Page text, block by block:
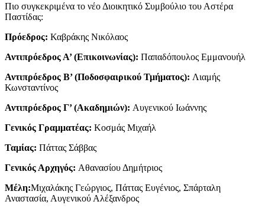
Πιο συγκεκριμένα το νέο Διοικητικό Συμβούλιο του Αστέρα
Παστίδας:
Πρόεδρος: Καβράκης Νικόλαος
Αντιπρόεδρος Α’ (Επικοινωνίας): Παπαδόπουλος Εμμανουήλ
Αντιπρόεδρος Β’ (Ποδοσφαιρικού Τμήματος): Λιαμής
Κωνσταντίνος
Αντιπρόεδρος Γ’ (Ακαδημιών): Αυγενικού Ιωάννης
Γενικός Γραμματέας: Κοσμάς Μιχαήλ
Ταμίας: Πάττας Σάββας
Γενικός Αρχηγός: Αθανασίου Δημήτριος
Μέλη:Μιχαλάκης Γεώργιος, Πάττας Ευγένιος, Σπάρταλη
Αναστασία, Αυγενικού Αλέξανδρος